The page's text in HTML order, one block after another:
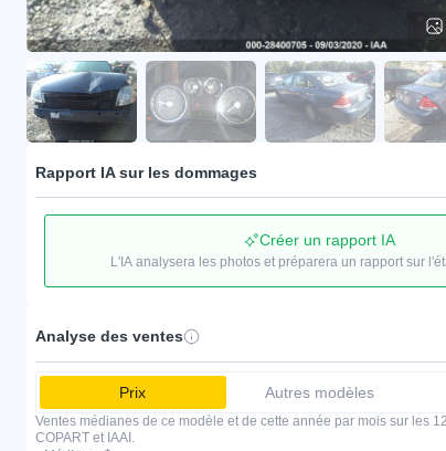
Rapport IA sur les dommages
Créer un rapport IA
L'IA analysera les photos et préparera un rapport sur
Analyse des ventes
Prix Autres modèles
Ventes médianes de ce modèle et de cette année par mois sur les
COPART et IAAI.